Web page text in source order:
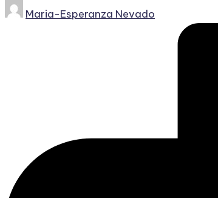
Publicado
Maria-Esperanza Nevado